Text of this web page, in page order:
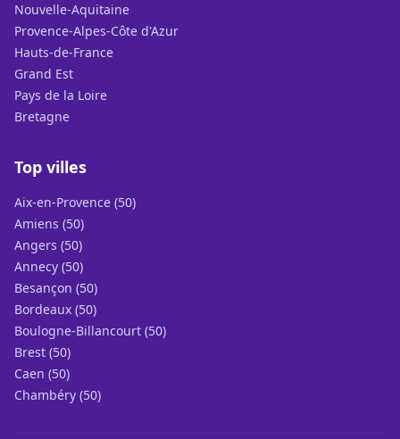
Nouvelle-Aquitaine
Provence-Alpes-Côte d'Azur
Hauts-de-France
Grand Est
Pays de la Loire
Bretagne
Top villes
Aix-en-Provence (50)
Amiens (50)
Angers (50)
Annecy (50)
Besançon (50)
Bordeaux (50)
Boulogne-Billancourt (50)
Brest (50)
Caen (50)
Chambéry (50)